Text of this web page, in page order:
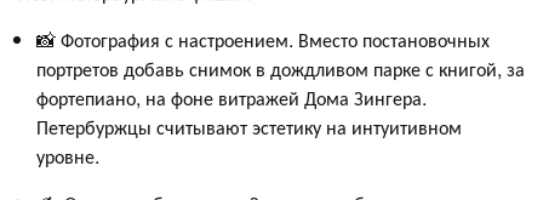
📸 Фотография с настроением. Вместо постановочных
портретов добавь снимок в дождливом парке с книгой, за
фортепиано, на фоне витражей Дома Зингера.
Петербуржцы считывают эстетику на интуитивном
уровне.